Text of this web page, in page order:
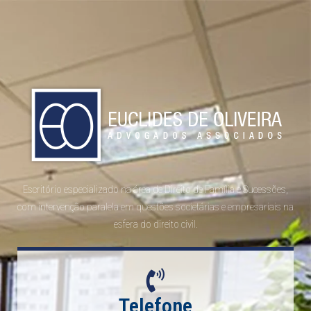
Escritório especializado na área de Direito de Família e Sucessões,
com intervenção paralela em questões societárias e empresariais na
esfera do direito civil.
Telefone